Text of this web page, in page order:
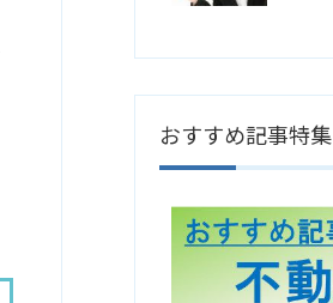
おすすめ記事特集